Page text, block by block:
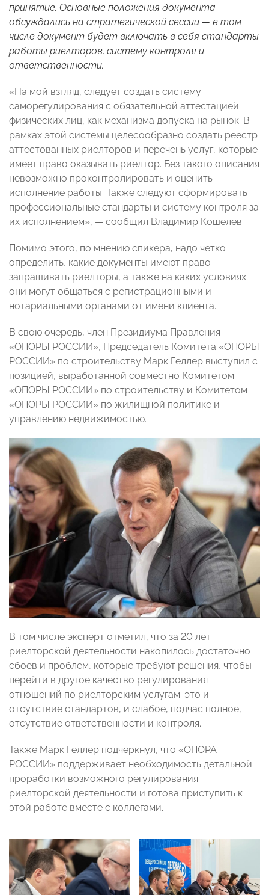
принятие. Основные положения документа
обсуждались на стратегической сессии — в том
числе документ будет включать в себя стандарты
работы риелторов, систему контроля и
ответственности.
«На мой взгляд, следует создать систему
саморегулирования с обязательной аттестацией
физических лиц, как механизма допуска на рынок. В
рамках этой системы целесообразно создать реестр
аттестованных риелторов и перечень услуг, которые
имеет право оказывать риелтор. Без такого описания
невозможно проконтролировать и оценить
исполнение работы. Также следуют сформировать
профессиональные стандарты и систему контроля за
их исполнением», — сообщил Владимир Кошелев.
Помимо этого, по мнению спикера, надо четко
определить, какие документы имеют право
запрашивать риелторы, а также на каких условиях
они могут общаться с регистрационными и
нотариальными органами от имени клиента.
В свою очередь, член Президиума Правления
«ОПОРЫ РОССИИ», Председатель Комитета «ОПОРЫ
РОССИИ» по строительству Марк Геллер выступил с
позицией, выработанной совместно Комитетом
«ОПОРЫ РОССИИ» по строительству и Комитетом
«ОПОРЫ РОССИИ» по жилищной политике и
управлению недвижимостью.
В том числе эксперт отметил, что за 20 лет
риелторской деятельности накопилось достаточно
сбоев и проблем, которые требуют решения, чтобы
перейти в другое качество регулирования
отношений по риелторским услугам: это и
отсутствие стандартов, и слабое, подчас полное,
отсутствие ответственности и контроля.
Также Марк Геллер подчеркнул, что «ОПОРА
РОССИИ» поддерживает необходимость детальной
проработки возможного регулирования
риелторской деятельности и готова приступить к
этой работе вместе с коллегами.